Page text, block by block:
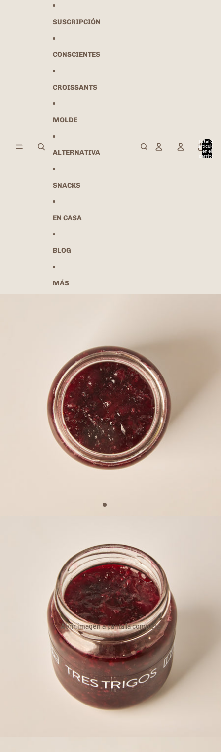
SUSCRIPCIÓN
CONSCIENTES
CROISSANTS
MOLDE
ALTERNATIVA
SNACKS
EN CASA
BLOG
MÁS
Total de
artículos
en el
carrito:
Ir directamente a la información del producto
Abrir imagen a pantalla completa